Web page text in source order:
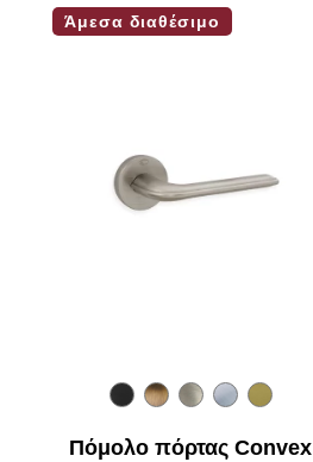
Άμεσα διαθέσιμο
Πόμολο πόρτας Convex